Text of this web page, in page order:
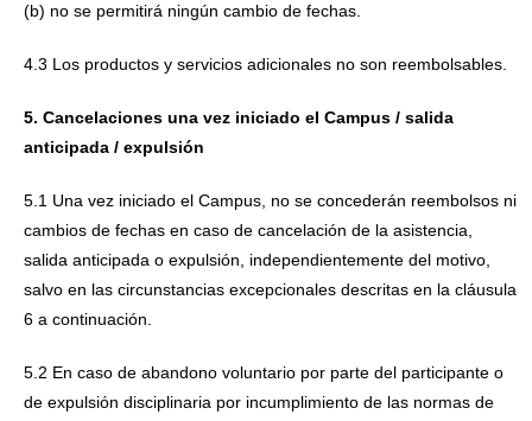
(b) no se permitirá ningún cambio de fechas.
4.3 Los productos y servicios adicionales no son reembolsables.
5. Cancelaciones una vez iniciado el Campus / salida
anticipada / expulsión
5.1 Una vez iniciado el Campus, no se concederán reembolsos ni
cambios de fechas en caso de cancelación de la asistencia,
salida anticipada o expulsión, independientemente del motivo,
salvo en las circunstancias excepcionales descritas en la cláusula
6 a continuación.
5.2 En caso de abandono voluntario por parte del participante o
de expulsión disciplinaria por incumplimiento de las normas de